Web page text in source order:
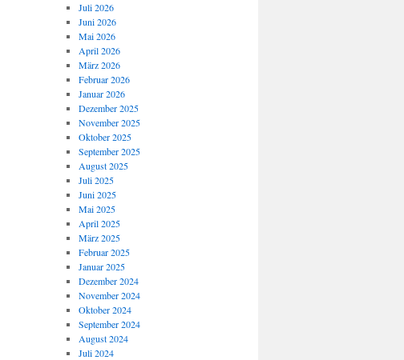
Juli 2026
Juni 2026
Mai 2026
April 2026
März 2026
Februar 2026
Januar 2026
Dezember 2025
November 2025
Oktober 2025
September 2025
August 2025
Juli 2025
Juni 2025
Mai 2025
April 2025
März 2025
Februar 2025
Januar 2025
Dezember 2024
November 2024
Oktober 2024
September 2024
August 2024
Juli 2024